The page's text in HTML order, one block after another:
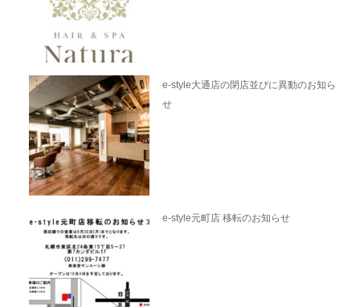
e-style大通店の閉店並びに異動のお知ら
せ
e-style元町店 移転のお知らせ